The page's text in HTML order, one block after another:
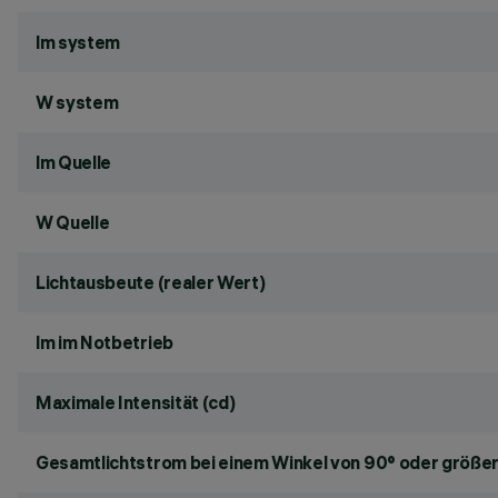
lm system
W system
lm Quelle
W Quelle
Lichtausbeute (realer Wert)
lm im Notbetrieb
Maximale Intensität (cd)
Gesamtlichtstrom bei einem Winkel von 90° oder